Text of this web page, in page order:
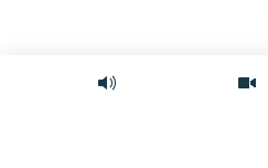
Интервју